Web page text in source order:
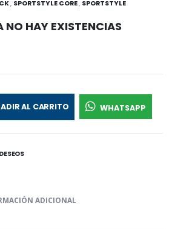
, SPORTSTYLE CORE, SPORTSTYLE
NO HAY EXISTENCIAS
AL CARRITO WHATSAPP
ADICIONAL